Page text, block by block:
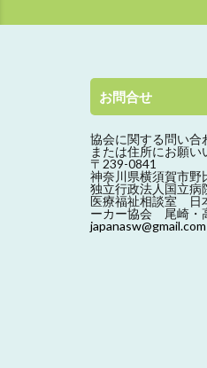
お問合せ
協会に関する問い合
または住所にお願い
〒239-0841
神奈川県横須賀市野
独立行政法人国立病
医療福祉相談室 日
ーカー協会 尾崎・
japanasw@gmail.com